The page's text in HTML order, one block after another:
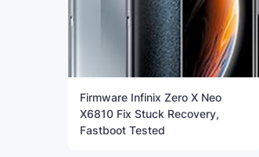
Firmware Infinix Zero X Neo
X6810 Fix Stuck Recovery,
Fastboot Tested